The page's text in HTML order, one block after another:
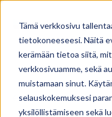
Tämä verkkosivu
tietokoneeseesi. Näitä
kerämään tietoa siitä,
verkkosivuamme, sekä
muistamaan sinut.
selauskokemuksesi
yksilöllistämiseen sekä
Kaikki